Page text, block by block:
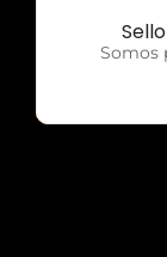
Somos